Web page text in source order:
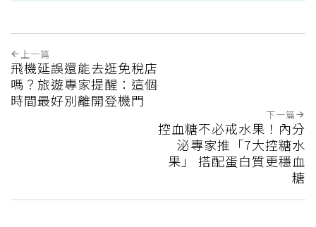
上一篇
飛機延誤還能去逛免稅店
嗎？旅遊專家提醒：這個
時間最好別離開登機門
下一篇
控血糖不必戒水果！內分
泌專家推「7大控糖水
果」 搭配蛋白質更穩血
糖